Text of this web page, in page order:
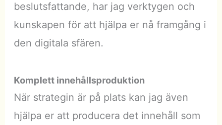
beslutsfattande, har jag verktygen och
kunskapen för att hjälpa er nå framgång i
den digitala sfären.
Komplett innehållsproduktion
När strategin är på plats kan jag även
hjälpa er att producera det innehåll som